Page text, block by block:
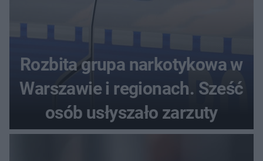
Rozbita grupa narkotykowa w
Warszawie i regionach. Sześć
osób usłyszało zarzuty